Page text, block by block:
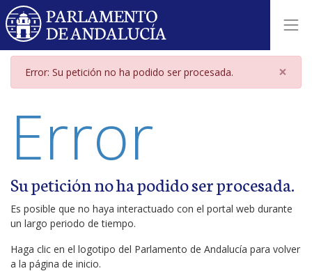
Página de error
Error: Su petición no ha podido ser procesada. ×
Error
Su petición no ha podido ser procesada.
Es posible que no haya interactuado con el portal web durante
un largo periodo de tiempo.
Haga clic en el logotipo del Parlamento de Andalucía para volver
a la página de inicio.